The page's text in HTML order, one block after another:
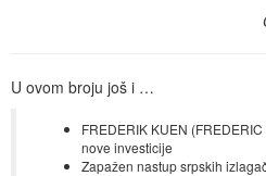
U ovom broju još i …
FREDERIK KUEN
nove investicije
Zapažen nastup srpskih